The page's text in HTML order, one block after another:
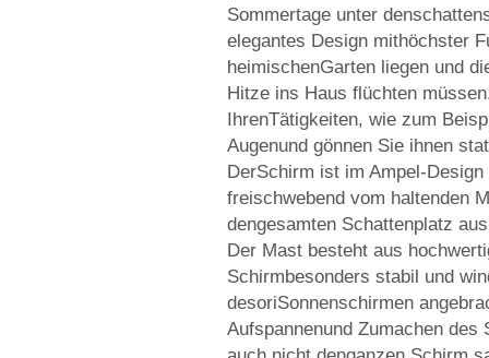
Sommertage unter
elegantes Design mithöchster
heimischenGarten liegen und
Hitze ins Haus flüchten
IhrenTätigkeiten, wie zum
Augenund gönnen Sie ihnen
DerSchirm ist im Ampel-
freischwebend vom haltenden
dengesamten Schattenplatz
Der Mast besteht aus
Schirmbesonders stabil und
desoriSonnenschirmen
Aufspannenund Zumachen